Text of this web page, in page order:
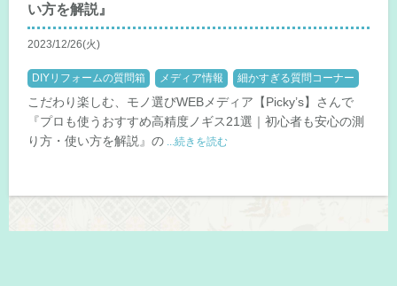
い方を解説』
2023/12/26(火)
DIYリフォームの質問箱 メディア情報 細かすぎる質問コーナー
こだわり楽しむ、モノ選びWEBメディア【Picky’s】さんで
『プロも使うおすすめ高精度ノギス21選｜初心者も安心の測
り方・使い方を解説』の ...続きを読む